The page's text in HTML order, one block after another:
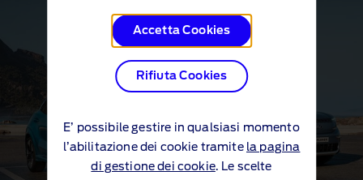
Accetta Cookies
Rifiuta Cookies
E’ possibile gestire in qualsiasi momento
l’abilitazione dei cookie tramite la pagina
di gestione dei cookie. Le scelte